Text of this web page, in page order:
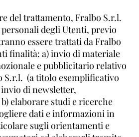
del trattamento, Fralbo S.r.l.
degli Utenti, previo
essere trattati da Fralbo
finalità: a) invio di materiale
e pubblicitario relativo
S.r.l. (a titolo esemplificativo
di newsletter,
elaborare studi e ricerche
dati e informazioni in
sugli orientamenti e